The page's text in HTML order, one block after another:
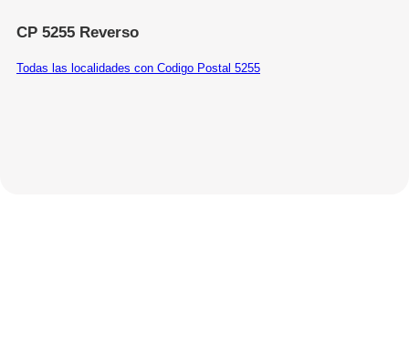
CP 5255 Reverso
Todas las localidades con Codigo Postal 5255